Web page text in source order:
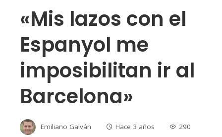
«Mis lazos con el
Espanyol me
imposibilitan ir al
Barcelona»
Emiliano Galván Hace 3 años 290